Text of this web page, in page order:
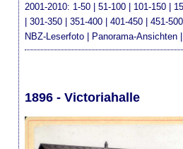
2001-2010: 1-50 |51-100 | 101-150 |
|301-350 |351-400 |401-450 |451-500
NBZ-Leserfoto | Panorama-Ansichten |
1896 - Victoriahalle